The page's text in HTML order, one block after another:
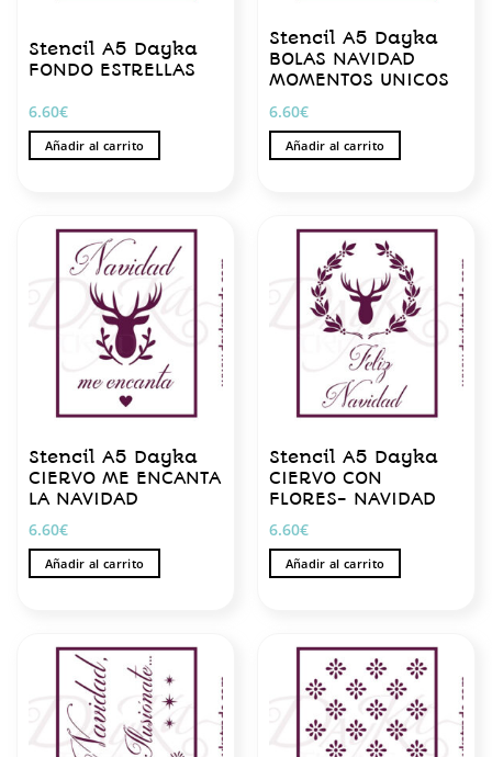
Stencil A5 Dayka
FONDO ESTRELLAS
6.60€
Añadir al carrito
Stencil A5 Dayka
BOLAS NAVIDAD
MOMENTOS UNICOS
6.60€
Añadir al carrito
Stencil A5 Dayka
CIERVO ME ENCANTA
LA NAVIDAD
6.60€
Añadir al carrito
Stencil A5 Dayka
CIERVO CON
FLORES- NAVIDAD
6.60€
Añadir al carrito